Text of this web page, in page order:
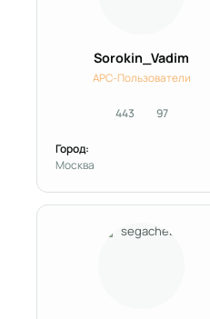
Sorokin_Vadim
APC-Пользователи
443сообщения
97Репутация
Город:
Москва